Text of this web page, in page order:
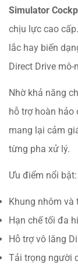
Simulator
chịu lực cao
lắc hay biến
Direct Drive mô-
Nhờ khả năng
hỗ trợ hoàn hảo
mang lại cảm
từng pha xử lý.
Ưu điểm nổi bật:
Khung nhôm và
Hạn chế tối đa
Hỗ trợ vô lăng
Tải trọng người